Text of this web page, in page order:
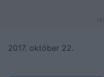
2017. október 22.